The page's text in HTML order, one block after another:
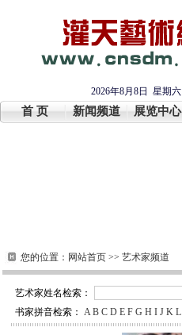
2026年8月8日 星期六
首 页 新闻频道 展览中心
您的位置： 网站首页 >> 艺术家频道
艺术家姓名检索：
书家拼音检索： A B C D E F G H I J K L